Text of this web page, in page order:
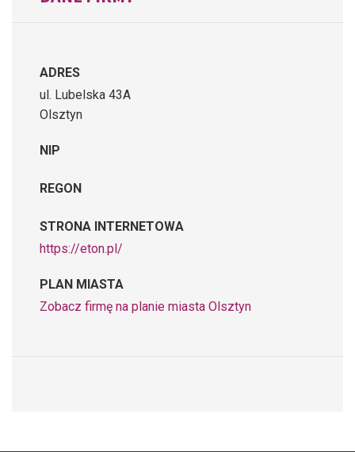
ADRES
ul. Lubelska 43A
Olsztyn
NIP
REGON
STRONA INTERNETOWA
https://eton.pl/
PLAN MIASTA
Zobacz firmę na planie miasta Olsztyn